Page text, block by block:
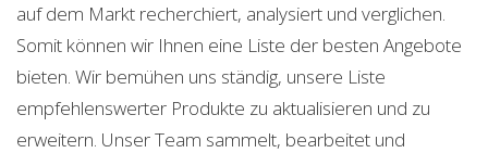
auf dem Markt recherchiert, analysiert und verglichen.
Somit können wir Ihnen eine Liste der besten Angebote
bieten. Wir bemühen uns ständig, unsere Liste
empfehlenswerter Produkte zu aktualisieren und zu
erweitern. Unser Team sammelt, bearbeitet und